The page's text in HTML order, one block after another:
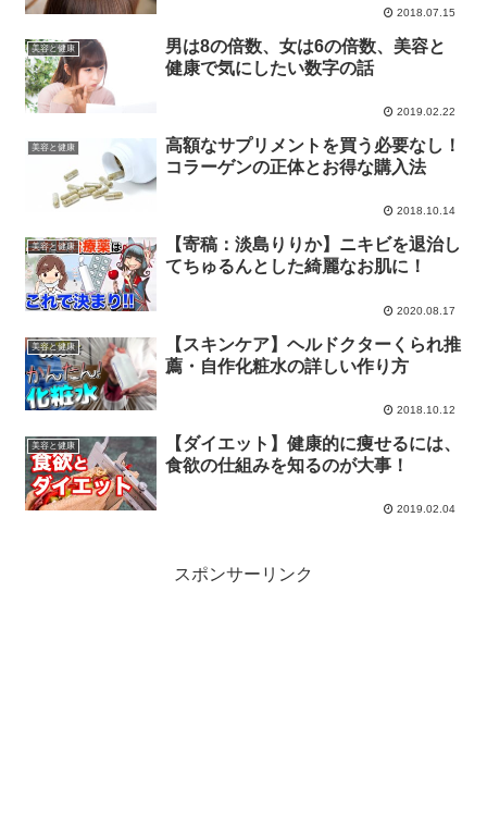
2018.07.15
美容と健康
男は8の倍数、女は6の倍数、美容と
健康で気にしたい数字の話
2019.02.22
美容と健康
高額なサプリメントを買う必要なし！
コラーゲンの正体とお得な購入法
2018.10.14
美容と健康
【寄稿：淡島りりか】ニキビを退治し
てちゅるんとした綺麗なお肌に！
2020.08.17
美容と健康
【スキンケア】ヘルドクターくられ推
薦・自作化粧水の詳しい作り方
2018.10.12
美容と健康
【ダイエット】健康的に痩せるには、
食欲の仕組みを知るのが大事！
2019.02.04
スポンサーリンク